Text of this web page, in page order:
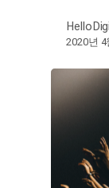
2020년 4